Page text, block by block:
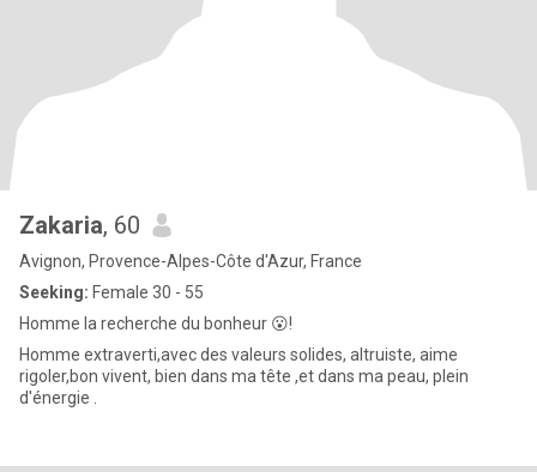
Zakaria, 60
Avignon, Provence-Alpes-Côte d'Azur, France
Seeking: Female 30 - 55
Homme la recherche du bonheur 😮!
Homme extraverti,avec des valeurs solides, altruiste, aime
rigoler,bon vivent, bien dans ma tête ,et dans ma peau, plein
d'énergie .